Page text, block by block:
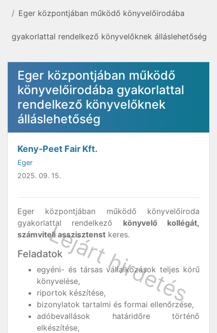
Eger központjában működő könyvelőirodába
gyakorlattal rendelkező könyvelőknek álláslehetőség
Eger központjában működő
könyvelőirodába gyakorlattal
rendelkező könyvelőknek
álláslehetőség
Keny-Peet Fair Kft.
Eger
2025. 09. 15.
Eger központjában működő könyvelőiroda
gyakorlattal rendelkező könyvelő kollégát,
számviteli asszisztenst keres.
Feladatok
egyéni- és társas vállalkozások teljes körű
könyvelése,
riportok készítése,
bizonylatok tartalmi és formai ellenőrzése,
adóbevallások határidőre történő
elkészítése,